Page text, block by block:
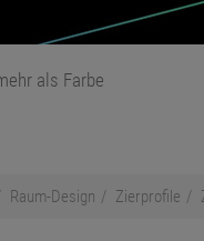
Raum-Design Zierprofile